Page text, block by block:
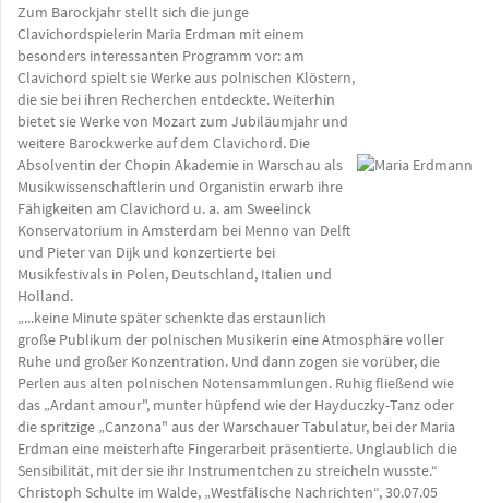
Zum Barockjahr stellt sich die junge
Clavichordspielerin Maria Erdman mit einem
besonders interessanten Programm vor: am
Clavichord spielt sie Werke aus polnischen Klöstern,
die sie bei ihren Recherchen entdeckte. Weiterhin
bietet sie Werke von Mozart zum Jubiläumjahr und
weitere Barockwerke auf dem Clavichord. Die
Absolventin der Chopin Akademie in Warschau als
Musikwissenschaftlerin und Organistin erwarb ihre
Fähigkeiten am Clavichord u. a. am Sweelinck
Konservatorium in Amsterdam bei Menno van Delft
und Pieter van Dijk und konzertierte bei
Musikfestivals in Polen, Deutschland, Italien und
Holland.
„...keine Minute später schenkte das erstaunlich
große Publikum der polnischen Musikerin eine Atmosphäre voller
Ruhe und großer Konzentration. Und dann zogen sie vorüber, die
Perlen aus alten polnischen Notensammlungen. Ruhig fließend wie
das „Ardant amour", munter hüpfend wie der Hayduczky-Tanz oder
die spritzige „Canzona" aus der Warschauer Tabulatur, bei der Maria
Erdman eine meisterhafte Fingerarbeit präsentierte. Unglaublich die
Sensibilität, mit der sie ihr Instrumentchen zu streicheln wusste.“
Christoph Schulte im Walde, „Westfälische Nachrichten“, 30.07.05